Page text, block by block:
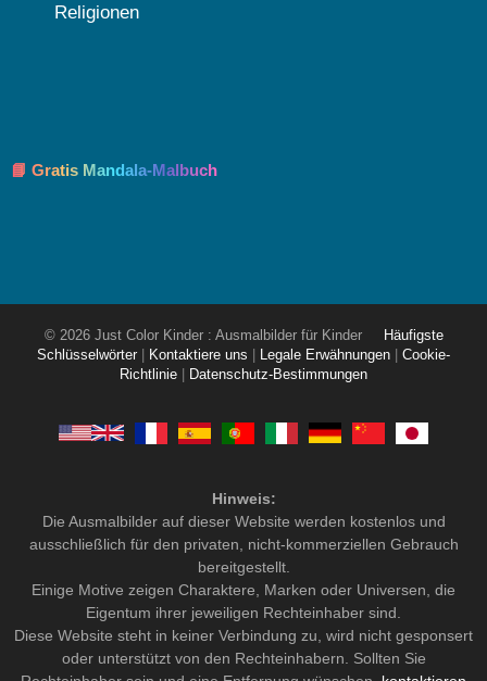
Religionen
📘 Gratis Mandala-Malbuch
© 2026 Just Color Kinder : Ausmalbilder für Kinder
Häufigste
Schlüsselwörter
Kontaktiere uns Legale Erwähnungen
Cookie-
Richtlinie
Datenschutz-Bestimmungen
Hinweis:
Die Ausmalbilder auf dieser Website werden kostenlos und
ausschließlich für den privaten, nicht-kommerziellen Gebrauch
bereitgestellt.
Einige Motive zeigen Charaktere, Marken oder Universen, die
Eigentum ihrer jeweiligen Rechteinhaber sind.
Diese Website steht in keiner Verbindung zu, wird nicht gesponsert
oder unterstützt von den Rechteinhabern. Sollten Sie